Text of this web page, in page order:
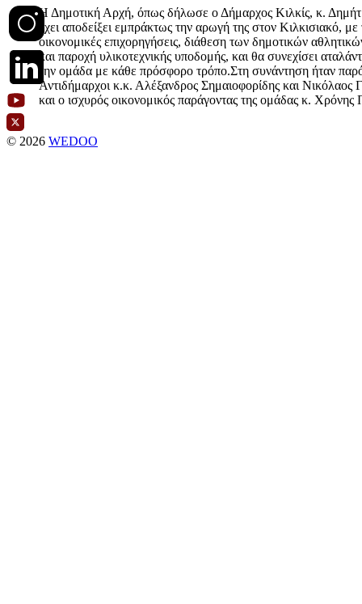
Η Δημοτική Αρχή, όπως δήλωσε ο Δήμαρχος Κιλκίς, κ.
έχει αποδείξει εμπράκτως την αρωγή της στον Κιλκισιακό, με
οικονομικές επιχορηγήσεις, διάθεση των δημοτικών
και παροχή υλικοτεχνικής υποδομής, και θα συνεχίσει
την ομάδα με κάθε πρόσφορο τρόπο.Στη συνάντηση ήταν
Αντιδήμαρχοι κ.κ. Αλέξανδρος Σημαιοφορίδης και Νικόλαος
και ο ισχυρός οικονομικός παράγοντας της ομάδας κ. Χρόνης
© 2026 WEDOO